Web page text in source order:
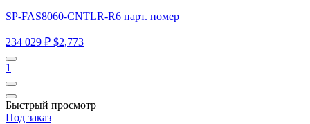
SP-FAS8060-CNTLR-R6 парт. номер
234 029 ₽ $2,773
1
Быстрый просмотр
Под заказ